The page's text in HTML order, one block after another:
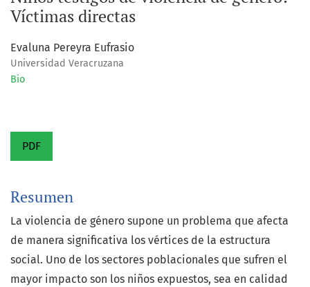
Víctimas directas
Evaluna Pereyra Eufrasio
Universidad Veracruzana
Bio
PDF
Resumen
La violencia de género supone un problema que afecta
de manera significativa los vértices de la estructura
social. Uno de los sectores poblacionales que sufren el
mayor impacto son los niños expuestos, sea en calidad